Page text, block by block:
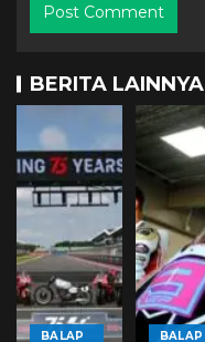
BERITA LAINNYA
BALAP BALAP